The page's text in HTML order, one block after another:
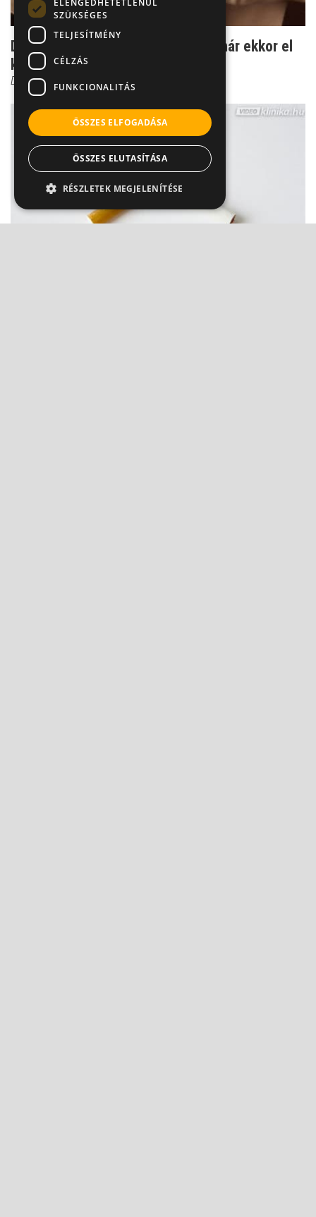
Dr. Bittner: az emlő önvizsgálatát már ekkor el
kell kezdeni
Dr. Bittner Nóra
SZÜKSÉGES
TELJESÍTMÉNY
CÉLZÁS
FUNKCIONALITÁS
ÖSSZES ELFOGADÁSA
ÖSSZES ELUTASÍTÁSA
RÉSZLETEK MEGJELENÍTÉSE